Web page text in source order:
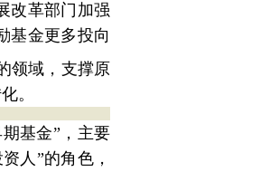
改革部门加强
基金更多投向
领域，支撑原
。
基金”，主要
人”的角色，